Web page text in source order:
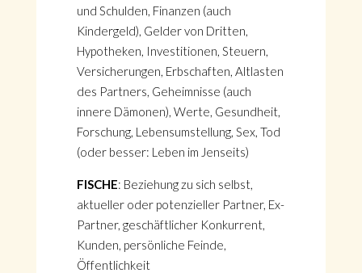
und Schulden, Finanzen (auch
Kindergeld), Gelder von Dritten,
Hypotheken, Investitionen, Steuern,
Versicherungen, Erbschaften, Altlasten
des Partners, Geheimnisse (auch
innere Dämonen), Werte, Gesundheit,
Forschung, Lebensumstellung, Sex, Tod
(oder besser: Leben im Jenseits)
FISCHE: Beziehung zu sich selbst,
aktueller oder potenzieller Partner, Ex-
Partner, geschäftlicher Konkurrent,
Kunden, persönliche Feinde,
Öffentlichkeit